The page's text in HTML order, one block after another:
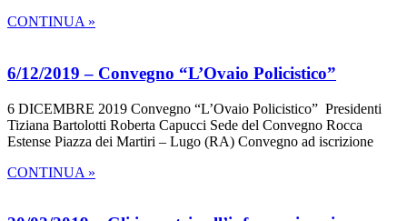
CONTINUA »
6/12/2019 – Convegno “L’Ovaio Policistico”
6 DICEMBRE 2019 Convegno “L’Ovaio Policistico” Presidenti
Tiziana Bartolotti Roberta Capucci Sede del Convegno Rocca
Estense Piazza dei Martiri – Lugo (RA) Convegno ad iscrizione
CONTINUA »